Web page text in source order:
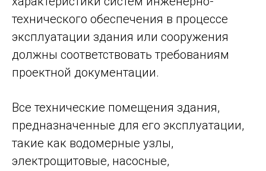
технического обеспечения в процессе
эксплуатации здания или сооружения
должны соответствовать требованиям
проектной документации.
Все технические помещения здания,
предназначенные для его эксплуатации,
такие как водомерные узлы,
электрощитовые, насосные,